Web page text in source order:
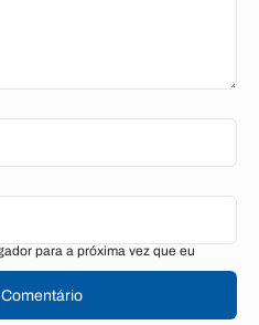
para a próxima vez que eu